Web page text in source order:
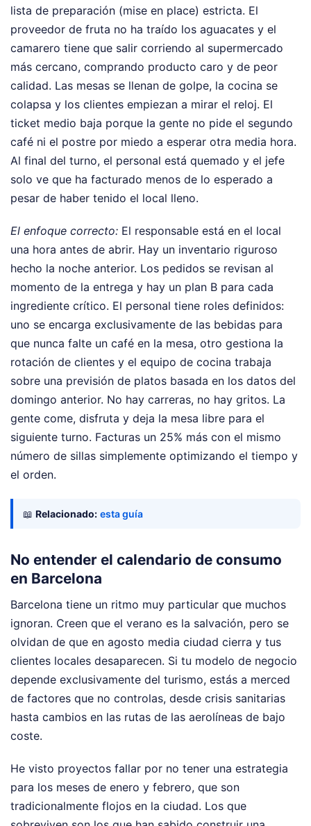
lista de preparación (mise en place) estricta. El
proveedor de fruta no ha traído los aguacates y el
camarero tiene que salir corriendo al supermercado
más cercano, comprando producto caro y de peor
calidad. Las mesas se llenan de golpe, la cocina se
colapsa y los clientes empiezan a mirar el reloj. El
ticket medio baja porque la gente no pide el segundo
café ni el postre por miedo a esperar otra media hora.
Al final del turno, el personal está quemado y el jefe
solo ve que ha facturado menos de lo esperado a
pesar de haber tenido el local lleno.
El enfoque correcto: El responsable está en el local
una hora antes de abrir. Hay un inventario riguroso
hecho la noche anterior. Los pedidos se revisan al
momento de la entrega y hay un plan B para cada
ingrediente crítico. El personal tiene roles definidos:
uno se encarga exclusivamente de las bebidas para
que nunca falte un café en la mesa, otro gestiona la
rotación de clientes y el equipo de cocina trabaja
sobre una previsión de platos basada en los datos del
domingo anterior. No hay carreras, no hay gritos. La
gente come, disfruta y deja la mesa libre para el
siguiente turno. Facturas un 25% más con el mismo
número de sillas simplemente optimizando el tiempo y
el orden.
📖 Relacionado: esta guía
No entender el calendario de consumo
en Barcelona
Barcelona tiene un ritmo muy particular que muchos
ignoran. Creen que el verano es la salvación, pero se
olvidan de que en agosto media ciudad cierra y tus
clientes locales desaparecen. Si tu modelo de negocio
depende exclusivamente del turismo, estás a merced
de factores que no controlas, desde crisis sanitarias
hasta cambios en las rutas de las aerolíneas de bajo
coste.
He visto proyectos fallar por no tener una estrategia
para los meses de enero y febrero, que son
tradicionalmente flojos en la ciudad. Los que